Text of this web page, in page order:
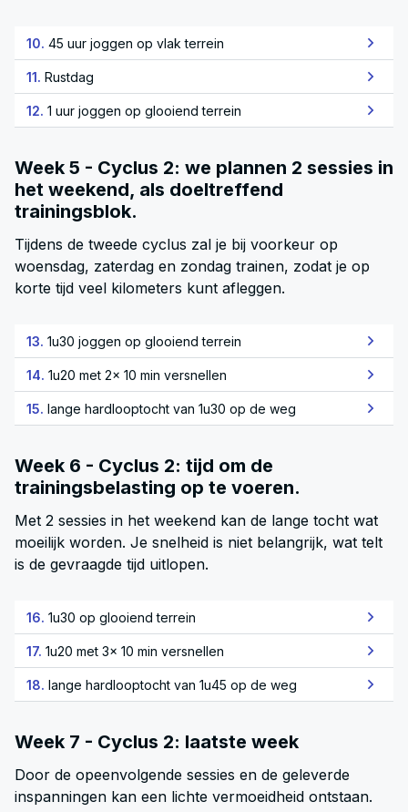
10. 45 uur joggen op vlak terrein
11. Rustdag
12. 1 uur joggen op glooiend terrein
Week 5 - Cyclus 2: we plannen 2 sessies in
het weekend, als doeltreffend
trainingsblok.
Tijdens de tweede cyclus zal je bij voorkeur op
woensdag, zaterdag en zondag trainen, zodat je op
korte tijd veel kilometers kunt afleggen.
13. 1u30 joggen op glooiend terrein
14. 1u20 met 2x 10 min versnellen
15. lange hardlooptocht van 1u30 op de weg
Week 6 - Cyclus 2: tijd om de
trainingsbelasting op te voeren.
Met 2 sessies in het weekend kan de lange tocht wat
moeilijk worden. Je snelheid is niet belangrijk, wat telt
is de gevraagde tijd uitlopen.
16. 1u30 op glooiend terrein
17. 1u20 met 3x 10 min versnellen
18. lange hardlooptocht van 1u45 op de weg
Week 7 - Cyclus 2: laatste week
Door de opeenvolgende sessies en de geleverde
inspanningen kan een lichte vermoeidheid ontstaan.